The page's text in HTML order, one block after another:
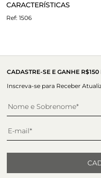
A Papete Ella é produzida
largas com a aplicação de
CARACTERÍSTICAS
1506
CADASTRE-SE E GANHE R$150
Inscreva-se para Receber